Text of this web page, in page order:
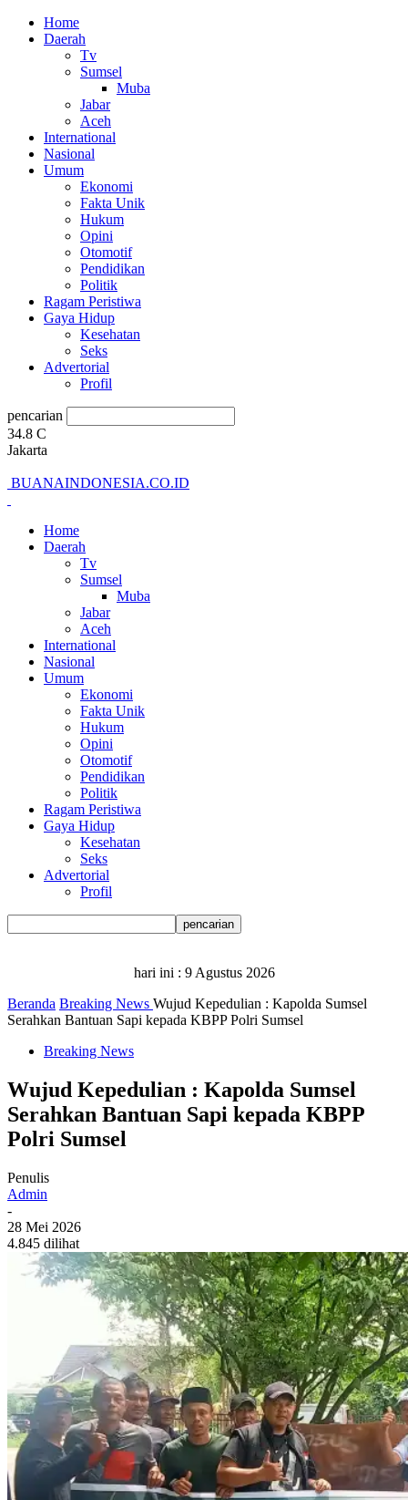
Home
Daerah
Tv
Sumsel
Muba
Jabar
Aceh
International
Nasional
Umum
Ekonomi
Fakta Unik
Hukum
Opini
Otomotif
Pendidikan
Politik
Ragam Peristiwa
Gaya Hidup
Kesehatan
Seks
Advertorial
Profil
pencarian
34.8 C
Jakarta
BUANAINDONESIA.CO.ID
Home
Daerah
Tv
Sumsel
Muba
Jabar
Aceh
International
Nasional
Umum
Ekonomi
Fakta Unik
Hukum
Opini
Otomotif
Pendidikan
Politik
Ragam Peristiwa
Gaya Hidup
Kesehatan
Seks
Advertorial
Profil
hari ini : 9 Agustus 2026
Beranda Breaking News Wujud Kepedulian : Kapolda Sumsel
Serahkan Bantuan Sapi kepada KBPP Polri Sumsel
Breaking News
Wujud Kepedulian : Kapolda Sumsel
Serahkan Bantuan Sapi kepada KBPP
Polri Sumsel
Penulis
Admin
-
28 Mei 2026
4.845 dilihat